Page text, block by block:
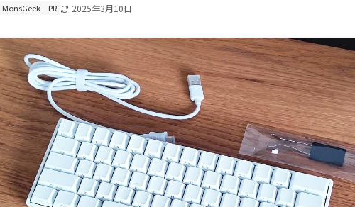
MonsGeek PR 2025年3月10日